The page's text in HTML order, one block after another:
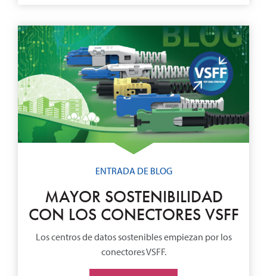
ENTRADA DE BLOG
MAYOR SOSTENIBILIDAD
CON LOS CONECTORES VSFF
Los centros de datos sostenibles empiezan por los
conectores VSFF.